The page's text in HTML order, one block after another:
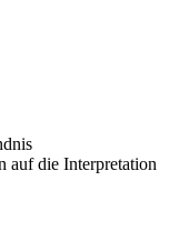
auf die Interpretation